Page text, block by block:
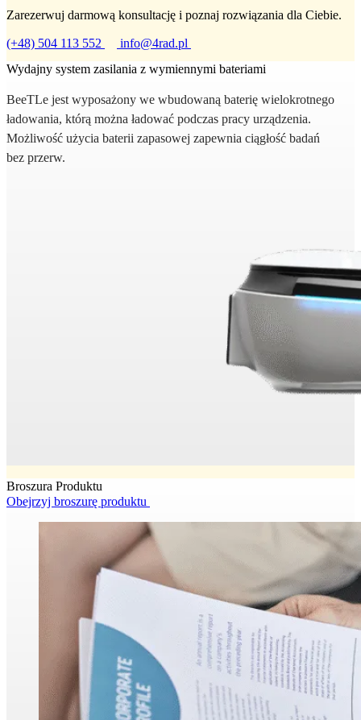
Zarezerwuj darmową konsultację i poznaj rozwiązania dla Ciebie.
(+48) 504 113 552
info@4rad.pl
Wydajny system zasilania z wymiennymi bateriami
BeeTLe jest wyposażony we wbudowaną baterię wielokrotnego
ładowania, którą można ładować podczas pracy urządzenia.
Możliwość użycia baterii zapasowej zapewnia ciągłość badań
bez przerw.
Broszura Produktu
Obejrzyj broszurę produktu